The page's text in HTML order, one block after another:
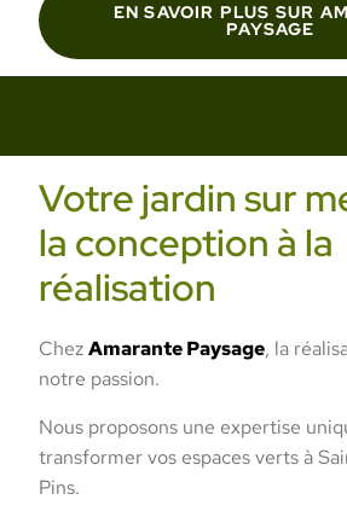
EN SAVOIR PLUS SUR
PAYSAGE
Votre jardin sur
la conception à la
réalisation
ChezAmarante Paysage, la
notre passion.
Nous proposons une expertise
transformer vos espaces verts à
Pins.